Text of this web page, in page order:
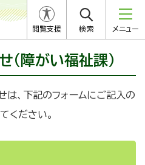
閲覧支援 検索 メニュー
障がい福祉課）
、下記のフォームにご記入の
ください。